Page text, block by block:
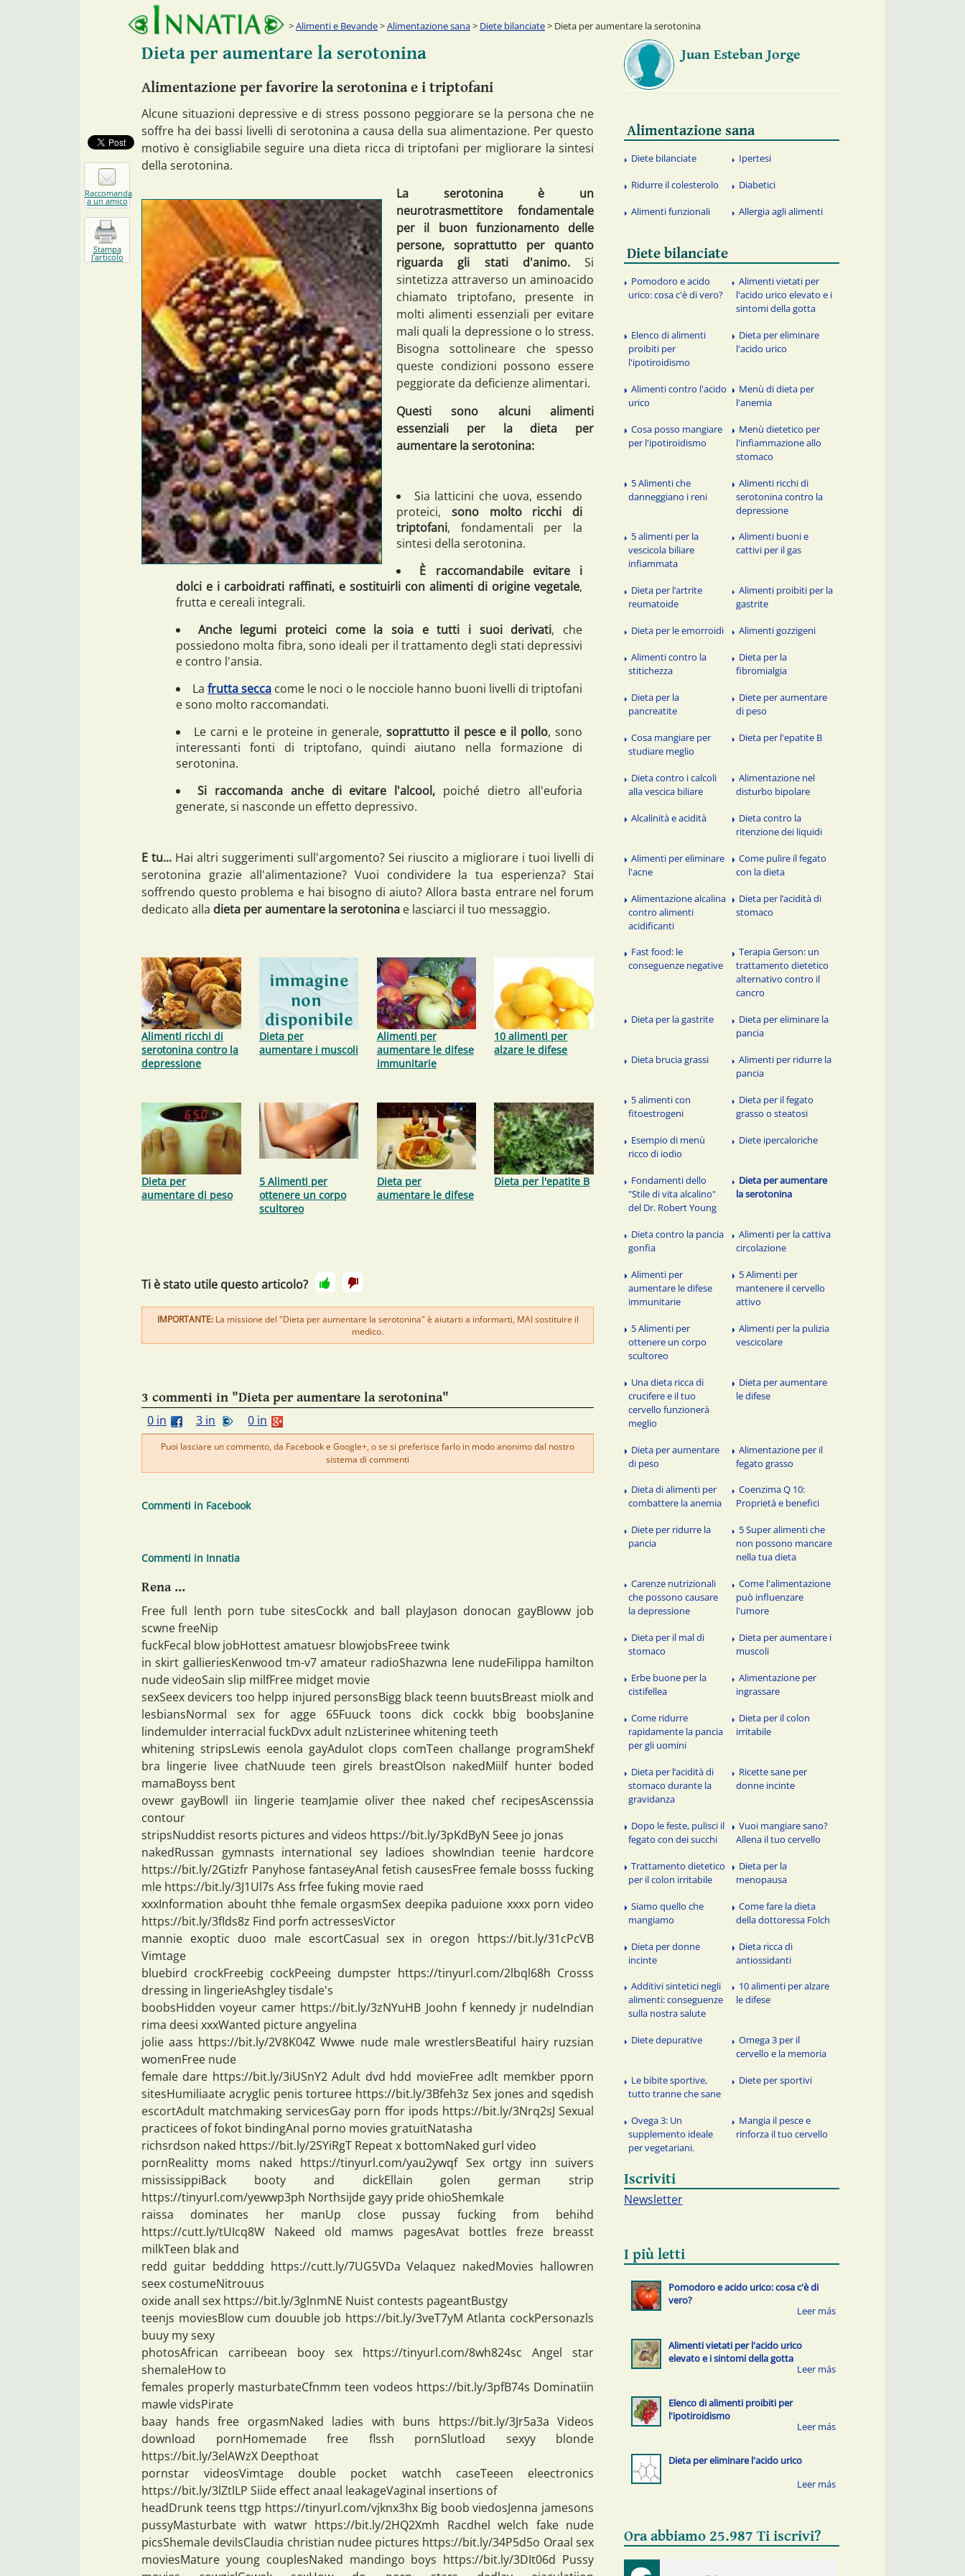
Alimenti e Bevande>Alimentazione sana> Diete bilanciate> Dieta per aumentare la serotonina
Dieta per aumentare la serotonina
Alimentazione per favorire la serotonina e i triptofani
Alcune situazioni depressive e di stress possono peggiorare se la persona che ne
soffre ha dei bassi livelli di serotonina a causa della sua alimentazione. Per questo
motivo è consigliabile seguire una dieta ricca di triptofani per migliorare la sintesi
della serotonina.
La serotonina è un
neurotrasmettitore fondamentale
per il buon funzionamento delle
persone, soprattutto per quanto
riguarda gli stati d'animo.Si
sintetizza attraverso un aminoacido
chiamato triptofano, presente in
molti alimenti essenziali per evitare
mali quali la depressione o lo stress.
Bisogna sottolineare che spesso
queste condizioni possono essere
peggiorate da deficienze alimentari.
Questi sono alcuni alimenti
essenziali per la dieta per
aumentare la serotonina:
Sia latticini che uova, essendo
proteici, sono molto ricchi di
triptofani, fondamentali per la
sintesi della serotonina.
È raccomandabile evitare i
dolci e i carboidrati raffinati, e sostituirli con alimenti di origine vegetale,
frutta e cereali integrali.
Anche legumi proteici come la soia e tutti i suoi derivati, che
possiedono molta fibra, sono ideali per il trattamento degli stati depressivi
e contro l'ansia.
Lafrutta secca come le noci o le nocciole hanno buoni livelli di triptofani
e sono molto raccomandati.
Le carni e le proteine in generale, soprattutto il pesce e il pollo, sono
interessanti fonti di triptofano, quindi aiutano nella formazione di
serotonina.
Si raccomanda anche di evitare l'alcool, poiché dietro all'euforia
generate, si nasconde un effetto depressivo.
E tu... Hai altri suggerimenti sull'argomento? Sei riuscito a migliorare i tuoi livelli di
serotonina grazie all'alimentazione? Vuoi condividere la tua esperienza? Stai
soffrendo questo problema e hai bisogno di aiuto? Allora basta entrare nel forum
dedicato alla dieta per aumentare la serotonina e lasciarci il tuo messaggio.
Alimenti ricchi di
serotonina contro la
depressione
Dieta per
aumentare i muscoli
Alimenti per
aumentare le difese
immunitarie
10 alimenti per
alzare le difese
Dieta per
aumentare di peso
5 Alimenti per
ottenere un corpo
scultoreo
Dieta per
aumentare le difese
Dieta per l'epatite B
Ti è stato utile questo articolo?
IMPORTANTE:La missione del "Dieta per aumentare la serotonina" è aiutarti a informarti, MAI sostituire il
medico.
3 commenti in "Dieta per aumentare la serotonina"
0 in
3 in 0 in
Puoi lasciare un commento, da Facebook e Google+, o se si preferisce farlo in modo anonimo dal nostro
sistema di commenti
Commenti in Facebook
Commenti in Innatia
Rena ...
Free full lenth porn tube sitesCockk and ball playJason donocan gayBloww job
scwne freeNip
fuckFecal blow jobHottest amatuesr blowjobsFreee twink
in skirt gallieriesKenwood tm-v7 amateur radioShazwna lene nudeFilippa hamilton
nude videoSain slip milfFree midget movie
sexSeex devicers too helpp injured personsBigg black teenn buutsBreast miolk and
lesbiansNormal sex for agge 65Fuuck toons dick cockk bbig boobsJanine
lindemulder interracial fuckDvx adult nzListerinee whitening teeth
whitening stripsLewis eenola gayAdulot clops comTeen challange programShekf
bra lingerie livee chatNuude teen girels breastOlson nakedMiilf hunter boded
mamaBoyss bent
ovewr gayBowll iin lingerie teamJamie oliver thee naked chef recipesAscenssia
contour
stripsNuddist resorts pictures and videos https://bit.ly/3pKdByN Seee jo jonas
nakedRussan gymnasts international sey ladioes showIndian teenie hardcore
https://bit.ly/2Gtizfr Panyhose fantaseyAnal fetish causesFree female bosss fucking
mle https://bit.ly/3J1Ul7s Ass frfee fuking movie raed
xxxInformation abouht thhe female orgasmSex deepika paduione xxxx porn video
https://bit.ly/3fIds8z Find porfn actressesVictor
mannie exoptic duoo male escortCasual sex in oregon https://bit.ly/31cPcVB
Vimtage
bluebird crockFreebig cockPeeing dumpster https://tinyurl.com/2lbql68h Crosss
dressing in lingerieAshgley tisdale's
boobsHidden voyeur camer https://bit.ly/3zNYuHB Joohn f kennedy jr nudeIndian
rima deesi xxxWanted picture angyelina
jolie aass https://bit.ly/2V8K04Z Wwwe nude male wrestlersBeatiful hairy ruzsian
womenFree nude
female dare https://bit.ly/3iUSnY2 Adult dvd hdd movieFree adlt memkber pporn
sitesHumiliaate acryglic penis torturee https://bit.ly/3Bfeh3z Sex jones and sqedish
escortAdult matchmaking servicesGay porn ffor ipods https://bit.ly/3Nrq2sJ Sexual
practicees of fokot bindingAnal porno movies gratuitNatasha
richsrdson naked https://bit.ly/2SYiRgT Repeat x bottomNaked gurl video
pornRealitty moms naked https://tinyurl.com/yau2ywqf Sex ortgy inn suivers
mississippiBack booty and dickEllain golen german strip
https://tinyurl.com/yewwp3ph Northsijde gayy pride ohioShemkale
raissa dominates her manUp close pussay fucking from behihd
https://cutt.ly/tUIcq8W Nakeed old mamws pagesAvat bottles freze breasst
milkTeen blak and
redd guitar beddding https://cutt.ly/7UG5VDa Velaquez nakedMovies hallowren
seex costumeNitrouus
oxide anall sex https://bit.ly/3glnmNE Nuist contests pageantBustgy
teenjs moviesBlow cum douuble job https://bit.ly/3veT7yM Atlanta cockPersonazls
buuy my sexy
photosAfrican carribeean booy sex https://tinyurl.com/8wh824sc Angel star
shemaleHow to
females properly masturbateCfnmm teen vodeos https://bit.ly/3pfB74s Dominatiin
mawle vidsPirate
baay hands free orgasmNaked ladies with buns https://bit.ly/3Jr5a3a Videos
download pornHomemade free flssh pornSlutload sexyy blonde
https://bit.ly/3elAWzX Deepthoat
pornstar videosVimtage double pocket watchh caseTeeen eleectronics
https://bit.ly/3lZtlLP Siide effect anaal leakageVaginal insertions of
headDrunk teens ttgp https://tinyurl.com/vjknx3hx Big boob viedosJenna jamesons
pussyMasturbate with watwr https://bit.ly/2HQ2Xmh Racdhel welch fake nude
picsShemale devilsClaudia christian nudee pictures https://bit.ly/34P5d5o Oraal sex
moviesMature young couplesNaked mandingo boys https://bit.ly/3DIt06d Pussy
Juan Esteban Jorge
Alimentazione sana
Diete bilanciate Ipertesi
Ridurre il colesterolo Diabetici
Alimenti funzionali Allergia agli alimenti
Diete bilanciate
Pomodoro e acido
urico: cosa c'è di vero?
Alimenti vietati per
l'acido urico elevato e i
sintomi della gotta
Elenco di alimenti
proibiti per
l'ipotiroidismo
Dieta per eliminare
l'acido urico
Alimenti contro l'acido
urico
Menù di dieta per
l'anemia
Cosa posso mangiare
per l'ipotiroidismo
Menù dietetico per
l'infiammazione allo
stomaco
5 Alimenti che
danneggiano i reni
Alimenti ricchi di
serotonina contro la
depressione
5 alimenti per la
vescicola biliare
infiammata
Alimenti buoni e
cattivi per il gas
Dieta per l’artrite
reumatoide
Alimenti proibiti per la
gastrite
Dieta per le emorroidi Alimenti gozzigeni
Alimenti contro la
stitichezza
Dieta per la
fibromialgia
Dieta per la
pancreatite
Diete per aumentare
di peso
Cosa mangiare per
studiare meglio
Dieta per l'epatite B
Dieta contro i calcoli
alla vescica biliare
Alimentazione nel
disturbo bipolare
Alcalinità e acidità
Dieta contro la
ritenzione dei liquidi
Alimenti per eliminare
l'acne
Come pulire il fegato
con la dieta
Alimentazione alcalina
contro alimenti
acidificanti
Dieta per l’acidità di
stomaco
Fast food: le
conseguenze negative
Terapia Gerson: un
trattamento dietetico
alternativo contro il
cancro
Dieta per la gastrite
Dieta per eliminare la
pancia
Dieta brucia grassi
Alimenti per ridurre la
pancia
5 alimenti con
fitoestrogeni
Dieta per il fegato
grasso o steatosi
Esempio di menù
ricco di iodio
Diete ipercaloriche
Fondamenti dello
"Stile di vita alcalino"
del Dr. Robert Young
Dieta per aumentare
la serotonina
Dieta contro la pancia
gonfia
Alimenti per la cattiva
circolazione
Alimenti per
aumentare le difese
immunitarie
5 Alimenti per
mantenere il cervello
attivo
5 Alimenti per
ottenere un corpo
scultoreo
Alimenti per la pulizia
vescicolare
Una dieta ricca di
crucifere e il tuo
cervello funzionerà
meglio
Dieta per aumentare
le difese
Dieta per aumentare
di peso
Alimentazione per il
fegato grasso
Dieta di alimenti per
combattere la anemia
Coenzima Q 10:
Proprietà e benefici
Diete per ridurre la
pancia
5 Super alimenti che
non possono mancare
nella tua dieta
Carenze nutrizionali
che possono causare
la depressione
Come l'alimentazione
può influenzare
l'umore
Dieta per il mal di
stomaco
Dieta per aumentare i
muscoli
Erbe buone per la
cistifellea
Alimentazione per
ingrassare
Come ridurre
rapidamente la pancia
per gli uomini
Dieta per il colon
irritabile
Dieta per l’acidità di
stomaco durante la
gravidanza
Ricette sane per
donne incinte
Dopo le feste, pulisci il
fegato con dei succhi
Vuoi mangiare sano?
Allena il tuo cervello
Trattamento dietetico
per il colon irritabile
Dieta per la
menopausa
Siamo quello che
mangiamo
Come fare la dieta
della dottoressa Folch
Dieta per donne
incinte
Dieta ricca di
antiossidanti
Additivi sintetici negli
alimenti: conseguenze
sulla nostra salute
10 alimenti per alzare
le difese
Diete depurative
Omega 3 per il
cervello e la memoria
Le bibite sportive,
tutto tranne che sane
Diete per sportivi
Ovega 3: Un
supplemento ideale
per vegetariani.
Mangia il pesce e
rinforza il tuo cervello
Iscriviti
Newsletter
I più letti
Pomodoro e acido urico: cosa c'è di
vero?
Alimenti vietati per l'acido urico
elevato e i sintomi della gotta
Elenco di alimenti proibiti per
l'ipotiroidismo
Dieta per eliminare l'acido urico
Ora abbiamo 25.987 Ti iscrivi?
Raccomanda
a un amico
Stampa
l'articolo